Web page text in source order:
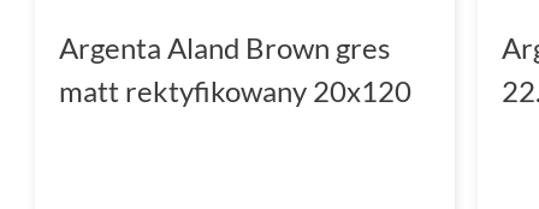
Argenta Aland Brown gres
matt rektyfikowany 20x120